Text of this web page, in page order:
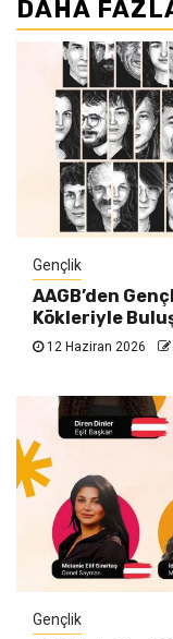
DAHA
Gençlik
AAGB’den
Kökleriyle
12 Haziran 2026
Gençlik